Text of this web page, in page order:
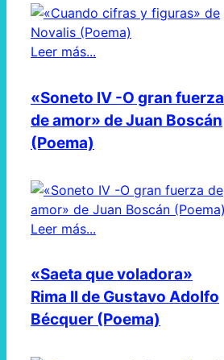
Leer más...
«Soneto IV -O gran fuerza
de amor» de Juan Boscán
(Poema)
Leer más...
«Saeta que voladora»
Rima II de Gustavo Adolfo
Bécquer (Poema)